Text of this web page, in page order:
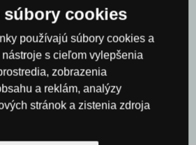
0,0 cm
0,0 cm
súbory cookies
používajú súbory cookies a
s cieľom vylepšenia
zobrazenia
a reklám, analýzy
stránok a zistenia zdroja